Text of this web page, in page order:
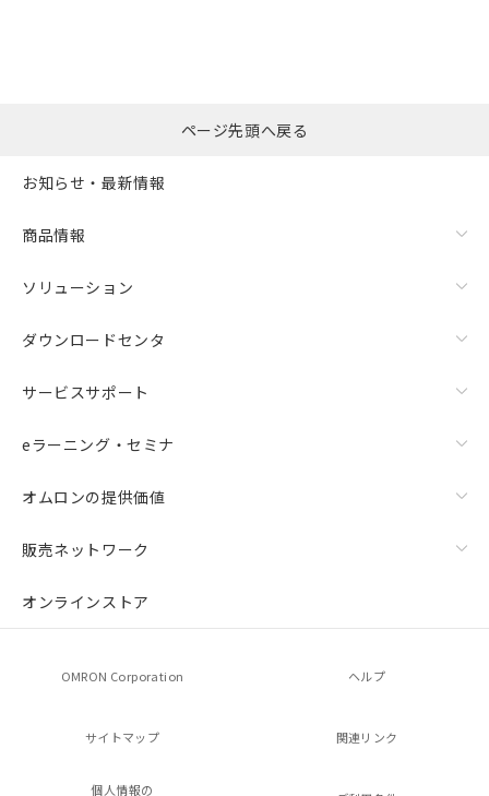
ページ先頭へ戻る
お知らせ・最新情報
商品情報
ソリューション
ダウンロードセンタ
サービスサポート
eラーニング・セミナ
オムロンの提供価値
販売ネットワーク
オンラインストア
OMRON Corporation ヘルプ
サイトマップ 関連リンク
個人情報の